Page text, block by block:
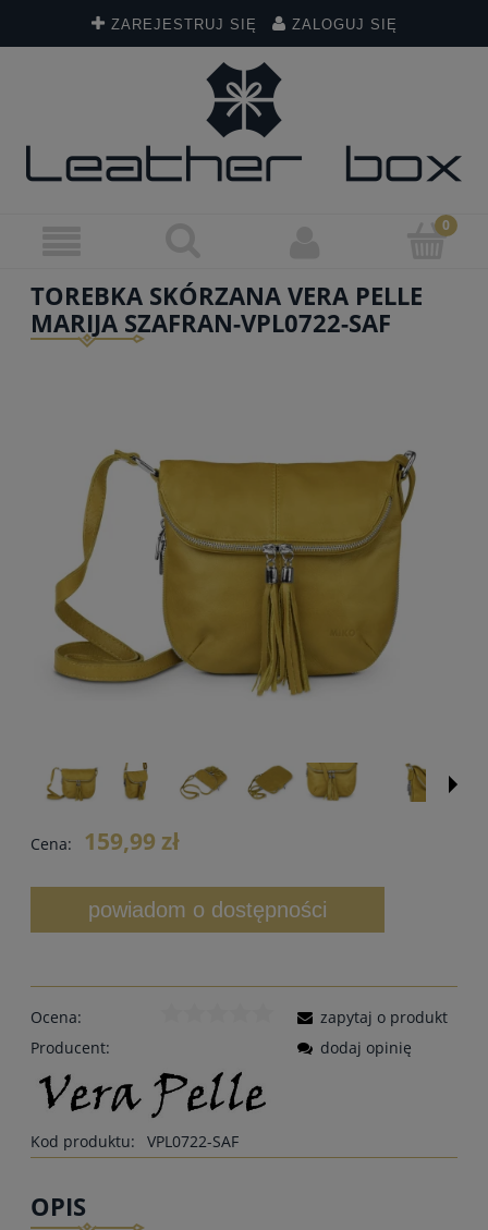
ZAREJESTRUJ SIĘ ZALOGUJ SIĘ
TOREBKA SKÓRZANA VERA PELLE
MARIJA SZAFRAN-VPL0722-SAF
Cena: 159,99 zł
powiadom o dostępności
Ocena:
Producent:
Kod produktu: VPL0722-SAF
zapytaj o produkt
dodaj opinię
OPIS